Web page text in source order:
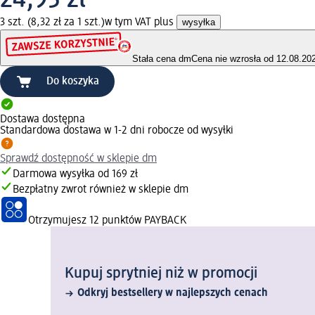
3 szt. (8,32 zł za 1 szt.)w tym VAT plus wysyłka
Stała cena dmCena nie wzrosła od
Do koszyka
Dostawa dostępna
Standardowa dostawa w 1-2 dni robocze od wysyłki
Sprawdź dostępność w sklepie dm
Darmowa wysyłka od 169 zł
Bezpłatny zwrot również w sklepie dm
Otrzymujesz 12 punktów PAYBACK
Kupuj sprytniej niż w promocji
Odkryj bestsellery w najlepszych cenach